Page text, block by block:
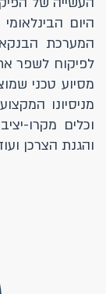
היום
המערכת
לפיקוח לשפר
מסיוע טכני
מניסיונו
וכלים מקרו-
והגנת הצרכן